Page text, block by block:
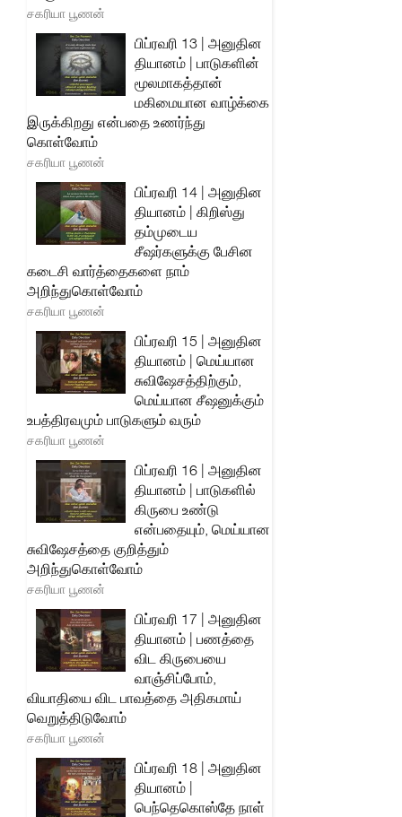
சகரியா பூணன்
பிப்ரவரி 13 | அனுதின
தியானம் | பாடுகளின்
மூலமாகத்தான்
மகிமையான வாழ்க்கை
இருக்கிறது என்பதை உணர்ந்து
கொள்வோம்
சகரியா பூணன்
பிப்ரவரி 14 | அனுதின
தியானம் | கிறிஸ்து
தம்முடைய
சீஷர்களுக்கு பேசின
கடைசி வார்த்தைகளை நாம்
அறிந்துகொள்வோம்
சகரியா பூணன்
பிப்ரவரி 15 | அனுதின
தியானம் | மெய்யான
சுவிஷேசத்திற்கும்,
மெய்யான சீஷனுக்கும்
உபத்திரவமும் பாடுகளும் வரும்
சகரியா பூணன்
பிப்ரவரி 16 | அனுதின
தியானம் | பாடுகளில்
கிருபை உண்டு
என்பதையும், மெய்யான
சுவிஷேசத்தை குறித்தும்
அறிந்துகொள்வோம்
சகரியா பூணன்
பிப்ரவரி 17 | அனுதின
தியானம் | பணத்தை
விட கிருபையை
வாஞ்சிப்போம்,
வியாதியை விட பாவத்தை அதிகமாய்
வெறுத்திடுவோம்
சகரியா பூணன்
பிப்ரவரி 18 | அனுதின
தியானம் |
பெந்தெகொஸ்தே நாள்